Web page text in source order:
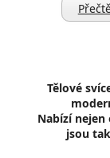
Tělové
Nabízí
jsou